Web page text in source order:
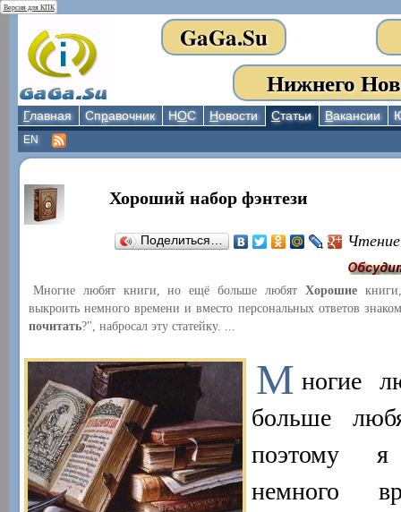
Версия для КПК
GaGa.Su
Нижнего
Главная Справочник НОС Новости Статьи Вакансии
EN
Хороший набор фэнтези
Поделиться… Чтение
Многие любят книги, но ещё больше любят Хорошие
выкроить немного времени и вместо персональных ответов
почитать?", набросал эту статейку. ...
М ногие
больше
поэтому
немного